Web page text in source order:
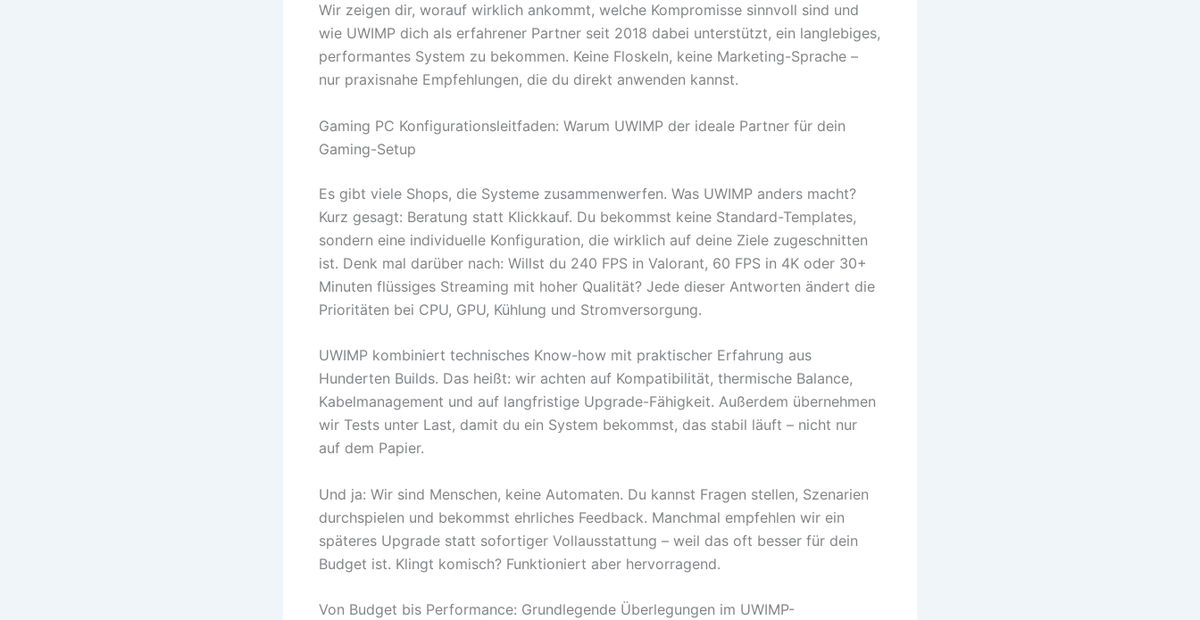
Wir zeigen dir, worauf wirklich ankommt, welche Kompromisse sinnvoll sind und
wie UWIMP dich als erfahrener Partner seit 2018 dabei unterstützt, ein langlebiges,
performantes System zu bekommen. Keine Floskeln, keine Marketing-Sprache –
nur praxisnahe Empfehlungen, die du direkt anwenden kannst.
Gaming PC Konfigurationsleitfaden: Warum UWIMP der ideale Partner für dein
Gaming-Setup
Es gibt viele Shops, die Systeme zusammenwerfen. Was UWIMP anders macht?
Kurz gesagt: Beratung statt Klickkauf. Du bekommst keine Standard-Templates,
sondern eine individuelle Konfiguration, die wirklich auf deine Ziele zugeschnitten
ist. Denk mal darüber nach: Willst du 240 FPS in Valorant, 60 FPS in 4K oder 30+
Minuten flüssiges Streaming mit hoher Qualität? Jede dieser Antworten ändert die
Prioritäten bei CPU, GPU, Kühlung und Stromversorgung.
UWIMP kombiniert technisches Know-how mit praktischer Erfahrung aus
Hunderten Builds. Das heißt: wir achten auf Kompatibilität, thermische Balance,
Kabelmanagement und auf langfristige Upgrade-Fähigkeit. Außerdem übernehmen
wir Tests unter Last, damit du ein System bekommst, das stabil läuft – nicht nur
auf dem Papier.
Und ja: Wir sind Menschen, keine Automaten. Du kannst Fragen stellen, Szenarien
durchspielen und bekommst ehrliches Feedback. Manchmal empfehlen wir ein
späteres Upgrade statt sofortiger Vollausstattung – weil das oft besser für dein
Budget ist. Klingt komisch? Funktioniert aber hervorragend.
Von Budget bis Performance: Grundlegende Überlegungen im UWIMP-